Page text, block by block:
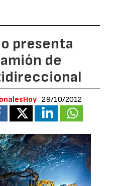
presenta
de
29/10/2012